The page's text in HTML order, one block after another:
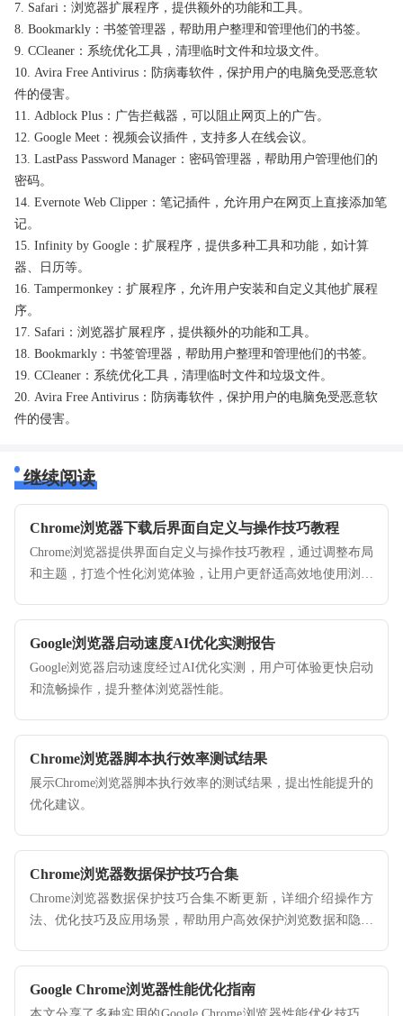
7. Safari：浏览器扩展程序，提供额外的功能和工具。
8. Bookmarkly：书签管理器，帮助用户整理和管理他们的书签。
9. CCleaner：系统优化工具，清理临时文件和垃圾文件。
10. Avira Free Antivirus：防病毒软件，保护用户的电脑免受恶意软
件的侵害。
11. Adblock Plus：广告拦截器，可以阻止网页上的广告。
12. Google Meet：视频会议插件，支持多人在线会议。
13. LastPass Password Manager：密码管理器，帮助用户管理他们的
密码。
14. Evernote Web Clipper：笔记插件，允许用户在网页上直接添加笔
记。
15. Infinity by Google：扩展程序，提供多种工具和功能，如计算
器、日历等。
16. Tampermonkey：扩展程序，允许用户安装和自定义其他扩展程
序。
17. Safari：浏览器扩展程序，提供额外的功能和工具。
18. Bookmarkly：书签管理器，帮助用户整理和管理他们的书签。
19. CCleaner：系统优化工具，清理临时文件和垃圾文件。
20. Avira Free Antivirus：防病毒软件，保护用户的电脑免受恶意软
件的侵害。
继续阅读
Chrome浏览器下载后界面自定义与操作技巧教程
Chrome浏览器提供界面自定义与操作技巧教程，通过调整布局
和主题，打造个性化浏览体验，让用户更舒适高效地使用浏览
Google浏览器启动速度AI优化实测报告
Google浏览器启动速度经过AI优化实测，用户可体验更快启动
和流畅操作，提升整体浏览器性能。
Chrome浏览器脚本执行效率测试结果
展示Chrome浏览器脚本执行效率的测试结果，提出性能提升的
优化建议。
Chrome浏览器数据保护技巧合集
Chrome浏览器数据保护技巧合集不断更新，详细介绍操作方
法、优化技巧及应用场景，帮助用户高效保护浏览数据和隐私
Google Chrome浏览器性能优化指南